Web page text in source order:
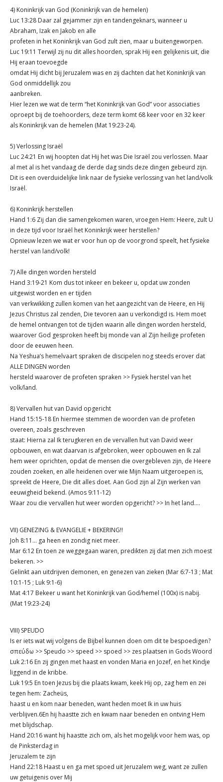
4) Koninkrijk van God (Koninkrijk van de hemelen)
Luc 13:28 Daar zal gejammer zijn en tandengeknars, wanneer u
Abraham, Izak en Jakob en alle
profeten in het Koninkrijk van God zult zien, maar u buitengeworpen.
Luc 19:11 Terwijl zij nu dit alles hoorden, sprak Hij een gelijkenis uit, die
Hij eraan toevoegde
omdat Hij dicht bij Jeruzalem was en zij dachten dat het Koninkrijk van
God onmiddellijk zou
aanbreken.
Hier lezen we wat de term “het Koninkrijk van God” voor associaties
oproept bij de toehoorders, deze term komt 68 keer voor en 32 keer
als Koninkrijk van de hemelen (Mat 19:23-24).
5) Verlossing Israël
Luc 24:21 En wij hoopten dat Hij het was Die Israël zou verlossen. Maar
al met al is het vandaag de derde dag sinds deze dingen gebeurd zijn.
Dit is een overduidelijke link naar de fysieke verlossing van het land/volk
Israël.
6) Koninkrijk herstellen
Hand 1:6 Zij dan die samengekomen waren, vroegen Hem: Heere, zult U
in deze tijd voor Israël het Koninkrijk weer herstellen?
Opnieuw lezen we wat er voor hun op de voorgrond speelt, het fysieke
herstel van land/volk!
7) Alle dingen worden hersteld
Hand 3:19-21 Kom dus tot inkeer en bekeer u, opdat uw zonden
uitgewist worden en er tijden
van verkwikking zullen komen van het aangezicht van de Heere, en Hij
Jezus Christus zal zenden, Die tevoren aan u verkondigd is. Hem moet
de hemel ontvangen tot de tijden waarin alle dingen worden hersteld,
waarover God gesproken heeft bij monde van al Zijn heilige profeten
door de eeuwen heen.
Na Yeshua’s hemelvaart spraken de discipelen nog steeds erover dat
ALLE DINGEN worden
hersteld waarover de profeten spraken >> Fysiek herstel van het
volk/land.
8) Vervallen hut van David opgericht
Hand 15:15-18 En hiermee stemmen de woorden van de profeten
overeen, zoals geschreven
staat: Hierna zal Ik terugkeren en de vervallen hut van David weer
opbouwen, en wat daarvan is afgebroken, weer opbouwen en Ik zal
hem weer oprichten, opdat de mensen die overgebleven zijn, de Heere
zouden zoeken, en alle heidenen over wie Mijn Naam uitgeroepen is,
spreekt de Heere, Die dit alles doet. Aan God zijn al Zijn werken van
eeuwigheid bekend. (Amos 9:11-12)
Waar zou die vervallen hut weer worden opgericht? >> In het land....
VII) GENEZING & EVANGELIE + BEKERING!!
Joh 8:11… ga heen en zondig niet meer.
Mar 6:12 En toen ze weggegaan waren, predikten zij dat men zich moest
bekeren. >>
Gelinkt aan uitdrijven demonen, en genezen van zieken (Mar 6:7-13 ; Mat
10:1-15 ; Luk 9:1-6)
Mat 4:17 Bekeer u want het Koninkrijk van God/hemel (100x) is nabij.
(Mat 19:23-24)
VIII) SPEUDO
Is er iets wat wij volgens de Bijbel kunnen doen om dit te bespoedigen?
σπεύδω >> Speudo >> speed >> spoed >> zes plaatsen in Gods Woord
Luk 2:16 En zij gingen met haast en vonden Maria en Jozef, en het Kindje
liggend in de kribbe.
Luk 19:5 En toen Jezus bij die plaats kwam, keek Hij op, zag hem en zei
tegen hem: Zacheüs,
haast u en kom naar beneden, want heden moet Ik in uw huis
verblijven.6En hij haastte zich en kwam naar beneden en ontving Hem
met blijdschap.
Hand 20:16 want hij haastte zich om, als het mogelijk voor hem was, op
de Pinksterdag in
Jeruzalem te zijn
Hand 22:18 Haast u en ga met spoed uit Jeruzalem weg, want ze zullen
uw getuigenis over Mij